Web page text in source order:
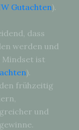
Gutachten).
dass
werden und
Mindset ist
).
frühzeitig
und